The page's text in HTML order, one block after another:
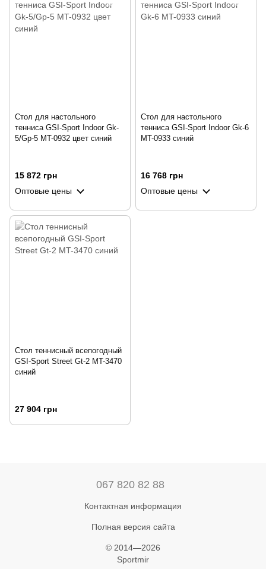
Стол для настольного
тенниса GSI-Sport Indoor Gk-
5/Gp-5 MT-0932 цвет синий
15 872 грн
Оптовые цены
Стол для настольного
тенниса GSI-Sport Indoor Gk-6
MT-0933 синий
16 768 грн
Оптовые цены
Стол теннисный всепогодный
GSI-Sport Street Gt-2 MT-3470
синий
27 904 грн
067 820 82 88
Контактная информация
Полная версия сайта
© 2014—2026
Sportmir